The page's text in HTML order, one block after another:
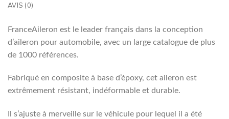
AVIS (0)
FranceAileron est le leader français dans la conception
d’aileron pour automobile, avec un large catalogue de plus
de 1000 références.
Fabriqué en composite à base d’époxy, cet aileron est
extrêmement résistant, indéformable et durable.
Il s’ajuste à merveille sur le véhicule pour lequel il a été